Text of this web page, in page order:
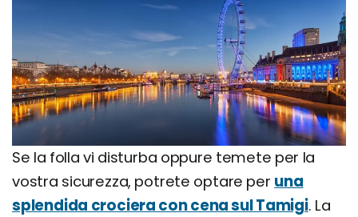
Se la folla vi disturba oppure temete per la
vostra sicurezza, potrete optare per una
splendida crociera con cena sul Tamigi. La